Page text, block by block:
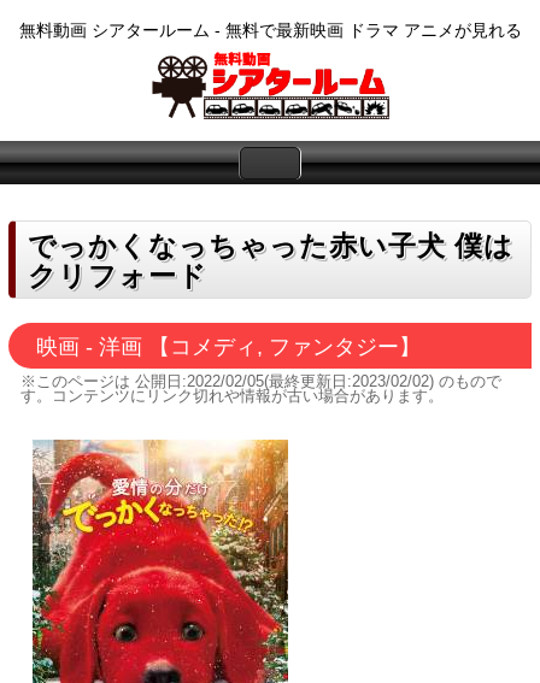
無料動画 シアタールーム - 無料で最新映画 ドラマ アニメが見れる
でっかくなっちゃった赤い子犬 僕は
クリフォード
映画 - 洋画 【コメディ, ファンタジー】
※このページは 公開日:2022/02/05(最終更新日:2023/02/02)のもので
す。コンテンツにリンク切れや情報が古い場合があります。